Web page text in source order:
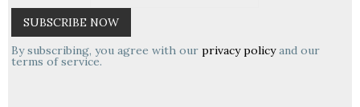
By subscribing, you agree with our privacy policyand our
terms of service.